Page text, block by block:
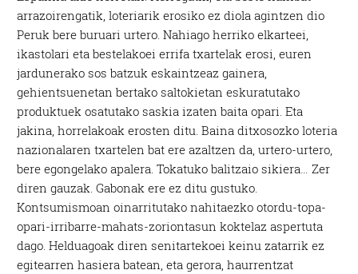
arrazoirengatik, loteriarik erosiko ez diola agintzen dio
Peruk bere buruari urtero. Nahiago herriko elkarteei,
ikastolari eta bestelakoei errifa txartelak erosi, euren
jardunerako sos batzuk eskaintzeaz gainera,
gehientsuenetan bertako saltokietan eskuratutako
produktuek osatutako saskia izaten baita opari. Eta
jakina, horrelakoak erosten ditu. Baina ditxosozko loteria
nazionalaren txartelen bat ere azaltzen da, urtero-urtero,
bere egongelako apalera. Tokatuko balitzaio sikiera… Zer
diren gauzak. Gabonak ere ez ditu gustuko.
Kontsumismoan oinarritutako nahitaezko otordu-topa-
opari-irribarre-mahats-zoriontasun koktelaz aspertuta
dago. Helduagoak diren senitartekoei keinu zatarrik ez
egitearren hasiera batean, eta gerora, haurrentzat